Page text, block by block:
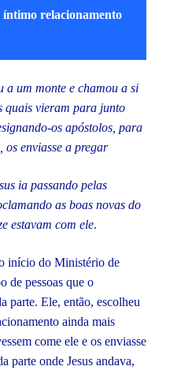
relacionamento
a um monte e chamou a si
quais vieram para junto
os apóstolos, para
os enviasse a pregar
ia passando pelas
as boas novas do
estavam com ele.
início do Ministério de
de pessoas que o
parte. Ele, então, escolheu
ainda mais
come ele e os enviasse
parte onde Jesus andava,